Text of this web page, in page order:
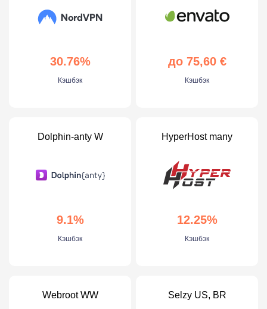
30.76%
Кэшбэк
до 75,60 €
Кэшбэк
Dolphin-anty W
9.1%
Кэшбэк
HyperHost many
12.25%
Кэшбэк
Webroot WW Selzy US, BR